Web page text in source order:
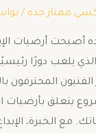
ممتاز جده /
أصبحت أرضيات
يلعب دورًا
الفنيون
يتعلق
مع الخبرة،